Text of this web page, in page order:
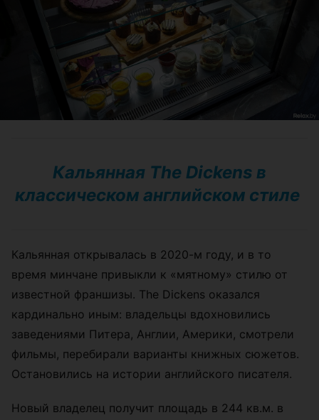
Кальянная The Dickens в
классическом английском стиле
Кальянная открывалась в 2020-м году, и в то
время минчане привыкли к «мятному» стилю от
известной франшизы. The Dickens оказался
кардинально иным: владельцы вдохновились
заведениями Питера, Англии, Америки, смотрели
фильмы, перебирали варианты книжных сюжетов.
Остановились на истории английского писателя.
Новый владелец получит площадь в 244 кв.м. в